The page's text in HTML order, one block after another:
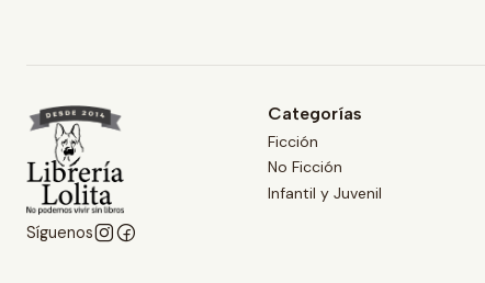
Síguenos
Categorías
Ficción
No Ficción
Infantil y Juvenil